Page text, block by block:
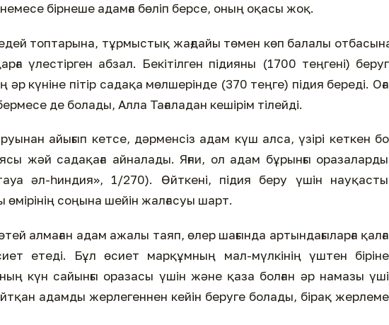
бірнеше адамға бөліп берсе, оның оқасы жоқ.
топтарына, тұрмыстық жағдайы төмен көп балалы
үлестірген абзал. Бекітілген підияны (1700 теңгені)
күніне пітір садақа мөлшерінде (370 теңге) підия береді.
де болады, Алла Тағаладан кешірім тілейді.
айығып кетсе, дәрменсіз адам күш алса, үзірі кеткен
жәй садақаға айналады. Яғни, ол адам бұрынғы
әл-һиндия», 1/270). Өйткені, підия беру үшін
өмірінің соңына шейін жалғасуы шарт.
алмаған адам ажалы таяп, өлер шағында артындағыларға
етеді. Бұл өсиет марқұмның мал-мүлкінің үштен
күн сайынғы оразасы үшін және қаза болған әр намазы
адамды жерлегеннен кейін беруге болады, бірақ